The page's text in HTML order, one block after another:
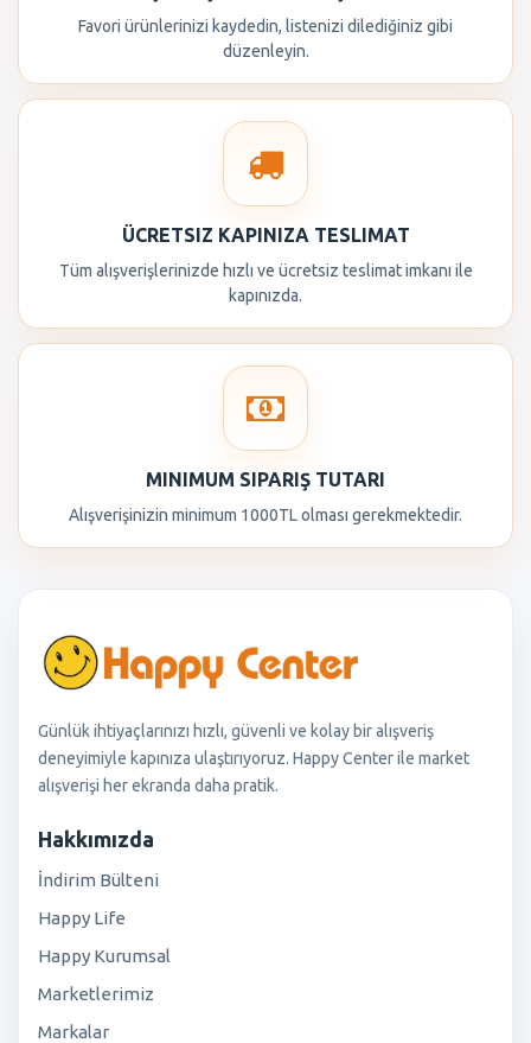
Favori ürünlerinizi kaydedin, listenizi dilediğiniz gibi
düzenleyin.
ÜCRETSIZ KAPINIZA TESLIMAT
Tüm alışverişlerinizde hızlı ve ücretsiz teslimat imkanı ile
kapınızda.
MINIMUM SIPARIŞ TUTARI
Alışverişinizin minimum 1000TL olması gerekmektedir.
Günlük ihtiyaçlarınızı hızlı, güvenli ve kolay bir alışveriş
deneyimiyle kapınıza ulaştırıyoruz. Happy Center ile market
alışverişi her ekranda daha pratik.
Hakkımızda
İndirim Bülteni
Happy Life
Happy Kurumsal
Marketlerimiz
Markalar